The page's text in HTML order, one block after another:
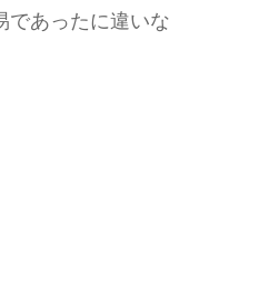
であったに違いな